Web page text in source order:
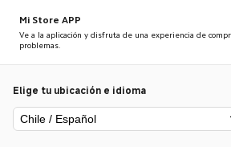
Mi Store APP
Ve a la aplicación y disfruta de una experiencia de
problemas.
Elige tu ubicación e idioma
Chile / Español